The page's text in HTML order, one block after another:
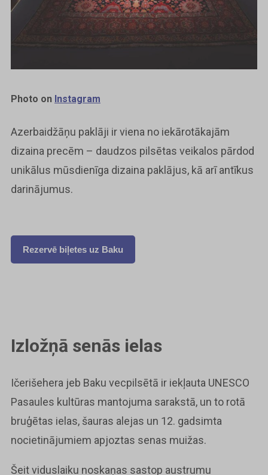
Photo on Instagram
Azerbaidžāņu paklāji ir viena no iekārotākajām
dizaina precēm – daudzos pilsētas veikalos pārdod
unikālus mūsdienīga dizaina paklājus, kā arī antīkus
darinājumus.
Rezervē biļetes uz Baku
Izložņā senās ielas
Ičerišehera jeb Baku vecpilsētā ir iekļauta UNESCO
Pasaules kultūras mantojuma sarakstā, un to rotā
bruģētas ielas, šauras alejas un 12. gadsimta
nocietinājumiem apjoztas senas muižas.
Šeit viduslaiku noskaņas sastop austrumu